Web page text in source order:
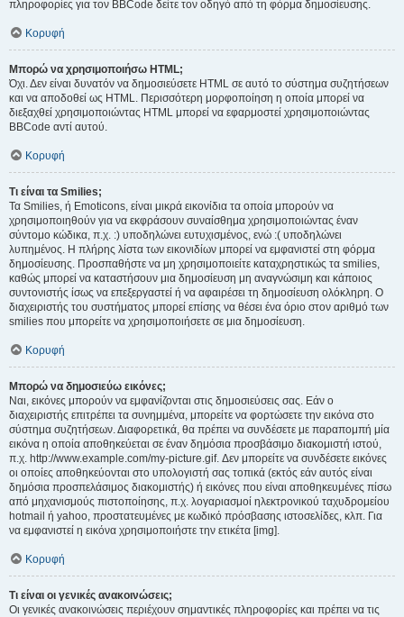
πληροφορίες για τον BBCode δείτε τον οδηγό από τη φόρμα δημοσίευσης.
Κορυφή
Μπορώ να χρησιμοποιήσω HTML;
Όχι. Δεν είναι δυνατόν να δημοσιεύσετε HTML σε αυτό το σύστημα συζητήσεων
και να αποδοθεί ως HTML. Περισσότερη μορφοποίηση η οποία μπορεί να
διεξαχθεί χρησιμοποιώντας HTML μπορεί να εφαρμοστεί χρησιμοποιώντας
BBCode αντί αυτού.
Κορυφή
Τι είναι τα Smilies;
Τα Smilies, ή Emoticons, είναι μικρά εικονίδια τα οποία μπορούν να
χρησιμοποιηθούν για να εκφράσουν συναίσθημα χρησιμοποιώντας έναν
σύντομο κώδικα, π.χ. :) υποδηλώνει ευτυχισμένος, ενώ :( υποδηλώνει
λυπημένος. Η πλήρης λίστα των εικονιδίων μπορεί να εμφανιστεί στη φόρμα
δημοσίευσης. Προσπαθήστε να μη χρησιμοποιείτε καταχρηστικώς τα smilies,
καθώς μπορεί να καταστήσουν μια δημοσίευση μη αναγνώσιμη και κάποιος
συντονιστής ίσως να επεξεργαστεί ή να αφαιρέσει τη δημοσίευση ολόκληρη. Ο
διαχειριστής του συστήματος μπορεί επίσης να θέσει ένα όριο στον αριθμό των
smilies που μπορείτε να χρησιμοποιήσετε σε μια δημοσίευση.
Κορυφή
Μπορώ να δημοσιεύω εικόνες;
Ναι, εικόνες μπορούν να εμφανίζονται στις δημοσιεύσεις σας. Εάν ο
διαχειριστής επιτρέπει τα συνημμένα, μπορείτε να φορτώσετε την εικόνα στο
σύστημα συζητήσεων. Διαφορετικά, θα πρέπει να συνδέσετε με παραπομπή μία
εικόνα η οποία αποθηκεύεται σε έναν δημόσια προσβάσιμο διακομιστή ιστού,
π.χ. http://www.example.com/my-picture.gif. Δεν μπορείτε να συνδέσετε εικόνες
οι οποίες αποθηκεύονται στο υπολογιστή σας τοπικά (εκτός εάν αυτός είναι
δημόσια προσπελάσιμος διακομιστής) ή εικόνες που είναι αποθηκευμένες πίσω
από μηχανισμούς πιστοποίησης, π.χ. λογαριασμοί ηλεκτρονικού ταχυδρομείου
hotmail ή yahoo, προστατευμένες με κωδικό πρόσβασης ιστοσελίδες, κλπ. Για
να εμφανιστεί η εικόνα χρησιμοποιήστε την ετικέτα [img].
Κορυφή
Τι είναι οι γενικές ανακοινώσεις;
Οι γενικές ανακοινώσεις περιέχουν σημαντικές πληροφορίες και πρέπει να τις